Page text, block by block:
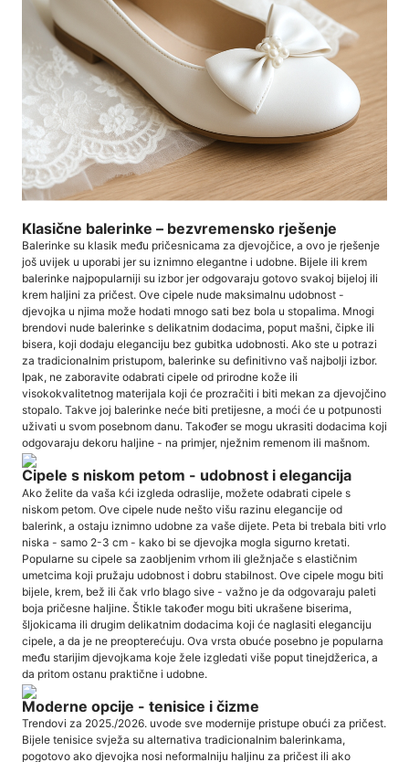
Klasične balerinke – bezvremensko rješenje
Balerinke su klasik među pričesnicama za djevojčice, a ovo je rješenje
još uvijek u uporabi jer su iznimno elegantne i udobne. Bijele ili krem ​​
balerinke najpopularniji su izbor jer odgovaraju gotovo svakoj bijeloj ili
krem ​​haljini za pričest. Ove cipele nude maksimalnu udobnost -
djevojka u njima može hodati mnogo sati bez bola u stopalima. Mnogi
brendovi nude balerinke s delikatnim dodacima, poput mašni, čipke ili
bisera, koji dodaju eleganciju bez gubitka udobnosti. Ako ste u potrazi
za tradicionalnim pristupom, balerinke su definitivno vaš najbolji izbor.
Ipak, ne zaboravite odabrati cipele od prirodne kože ili
visokokvalitetnog materijala koji će prozračiti i biti mekan za djevojčino
stopalo. Takve joj balerinke neće biti pretijesne, a moći će u potpunosti
uživati ​​u svom posebnom danu. Također se mogu ukrasiti dodacima koji
odgovaraju dekoru haljine - na primjer, nježnim remenom ili mašnom.
Cipele s niskom petom - udobnost i elegancija
Ako želite da vaša kći izgleda odraslije, možete odabrati cipele s
niskom petom. Ove cipele nude nešto višu razinu elegancije od
balerink, a ostaju iznimno udobne za vaše dijete. Peta bi trebala biti vrlo
niska - samo 2-3 cm - kako bi se djevojka mogla sigurno kretati.
Popularne su cipele sa zaobljenim vrhom ili gležnjače s elastičnim
umetcima koji pružaju udobnost i dobru stabilnost. Ove cipele mogu biti
bijele, krem, bež ili čak vrlo blago sive - važno je da odgovaraju paleti
boja pričesne haljine. Štikle također mogu biti ukrašene biserima,
šljokicama ili drugim delikatnim dodacima koji će naglasiti eleganciju
cipele, a da je ne preopterećuju. Ova vrsta obuće posebno je popularna
među starijim djevojkama koje žele izgledati više poput tinejdžerica, a
da pritom ostanu praktične i udobne.
Moderne opcije - tenisice i čizme
Trendovi za 2025./2026. uvode sve modernije pristupe obući za pričest.
Bijele tenisice svježa su alternativa tradicionalnim balerinkama,
pogotovo ako djevojka nosi neformalniju haljinu za pričest ili ako